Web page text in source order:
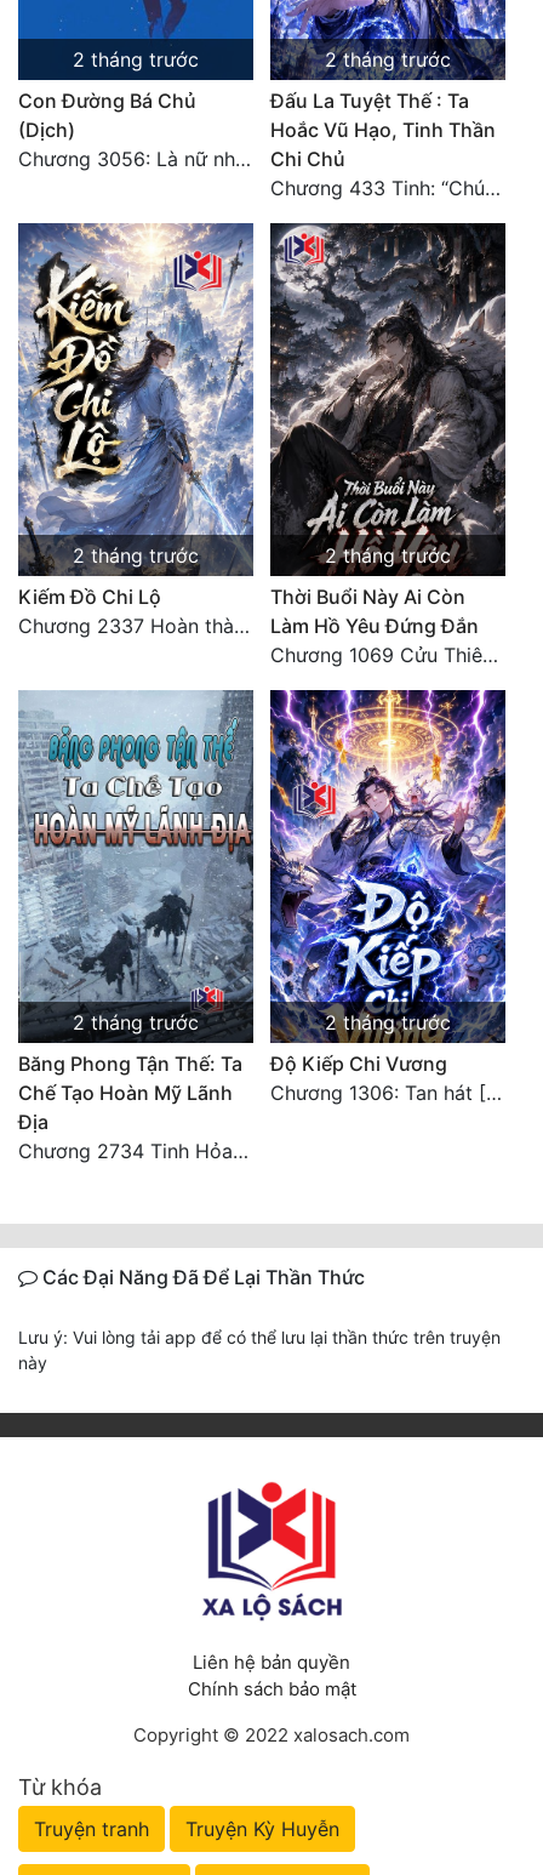
Điềm Đạm2 tháng trước
Con Đường Bá Chủ
(Dịch)
Chương 3056: Là nữ nhân
2 tháng trước
Đấu La Tuyệt Thế : Ta
Hoắc Vũ Hạo, Tinh Thần
Chi Chủ
Chương 433 Tinh: “Chúng ta có 10 thắng, Shrek có 10 bại!”
2 tháng trước
Kiếm Đồ Chi Lộ
Chương 2337 Hoàn thành lời cảm tưởng
2 tháng trước
Thời Buổi Này Ai Còn
Làm Hồ Yêu Đứng Đắn
Chương 1069 Cửu Thiên Thập Địa Nghiệt Chướng Chân Quân (Đại Kết Cục) (3)
2 tháng trước
Băng Phong Tận Thế: Ta
Chế Tạo Hoàn Mỹ Lãnh
Địa
Chương 2734 Tinh Hỏa (Đại kết cục) (2)
2 tháng trước
Độ Kiếp Chi Vương
Chương 1306: Tan hát [Đại Kết Cục]
Các Đại Năng Đã Để Lại Thần Thức
Lưu ý: Vui lòng tải app để có thể lưu lại thần thức trên truyện
này
Liên hệ bản quyền
Chính sách bảo mật
Copyright © 2022 xalosach.com
Từ khóa
Truyện tranh Truyện Kỳ Huyễn